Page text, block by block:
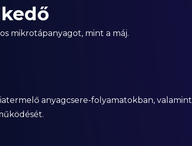
mikrotápanyagot, mint a máj.
anyagcsere-folyamatokban, valamint